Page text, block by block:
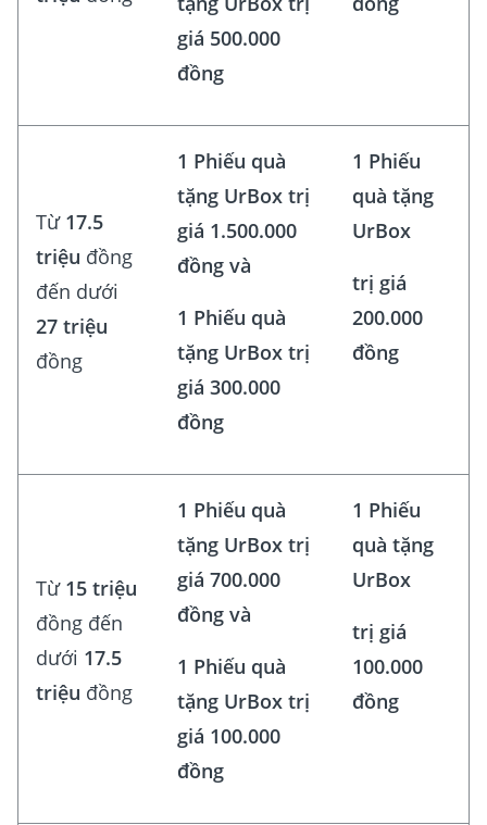
giá 500.000
đồng
Từ 17.5
triệu đồng
đến dưới
27 triệu
đồng
1 Phiếu quà
tặng UrBox trị
giá 1.500.000
đồng và
1 Phiếu quà
tặng UrBox trị
giá 300.000
đồng
1 Phiếu
quà tặng
UrBox
trị giá
200.000
đồng
Từ 15 triệu
đồng đến
dưới 17.5
triệu đồng
1 Phiếu quà
tặng UrBox trị
giá 700.000
đồng và
1 Phiếu quà
tặng UrBox trị
giá 100.000
đồng
1 Phiếu
quà tặng
UrBox
trị giá
100.000
đồng